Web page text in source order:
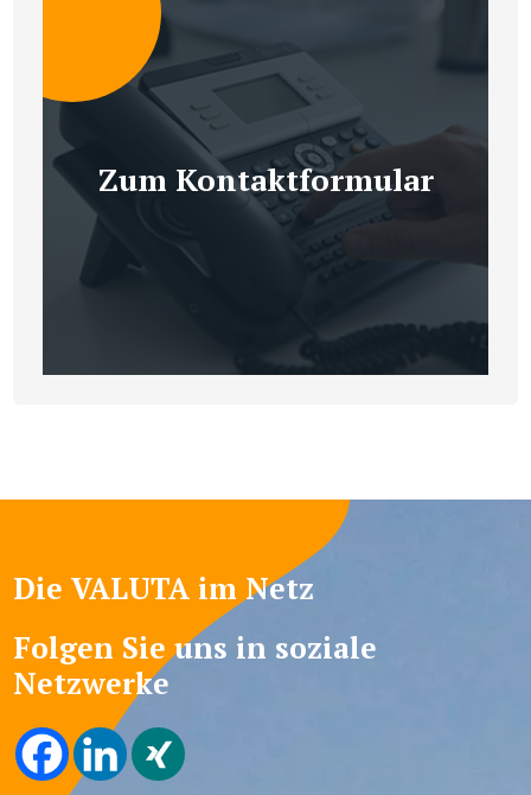
Zum Kontaktformular
Die VALUTA im Netz
Folgen Sie uns in soziale
Netzwerke